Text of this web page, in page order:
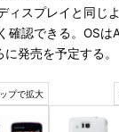
ィスプレイと同じ
確認できる。OSは
発売を予定する。